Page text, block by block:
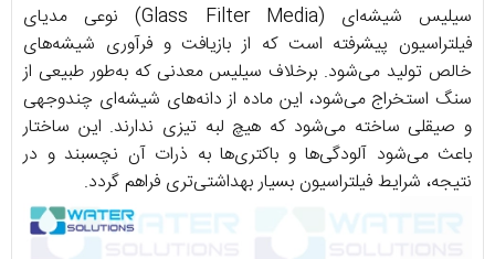
سیلیس شیشه‌ای (Glass Filter Media) نوعی مدیای
فیلتراسیون پیشرفته است که از بازیافت و فرآوری شیشه‌های
خالص تولید می‌شود. برخلاف سیلیس معدنی که به‌طور طبیعی از
سنگ استخراج می‌شود، این ماده از دانه‌های شیشه‌ای چندوجهی
و صیقلی ساخته می‌شود که هیچ لبه تیزی ندارند. این ساختار
باعث می‌شود آلودگی‌ها و باکتری‌ها به ذرات آن نچسبند و در
نتیجه، شرایط فیلتراسیون بسیار بهداشتی‌تری فراهم گردد.